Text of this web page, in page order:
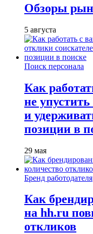
Обзоры
5 августа
Поиск персонала
Как
не
и
позиции в
29 мая
Бренд работодателя
Как
на hh.ru
откликов